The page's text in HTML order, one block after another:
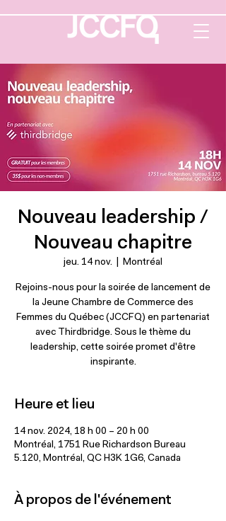
Nouveau leadership /
Nouveau chapitre
jeu. 14 nov. Montréal
Rejoins-nous pour la soirée de lancement de
la Jeune Chambre de Commerce des
Femmes du Québec (JCCFQ) en partenariat
avec Thirdbridge. Sous le thème du
leadership, cette soirée promet d'être
inspirante.
Heure et lieu
14 nov. 2024, 18 h 00 – 20 h 00
Montréal, 1751 Rue Richardson Bureau
5.120, Montréal, QC H3K 1G6, Canada
À propos de l'événement